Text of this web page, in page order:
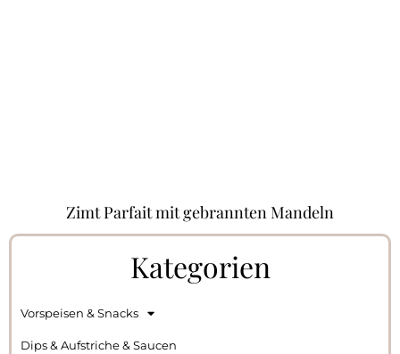
Zimt Parfait mit gebrannten Mandeln
Kategorien
Vorspeisen & Snacks
Dips & Aufstriche & Saucen